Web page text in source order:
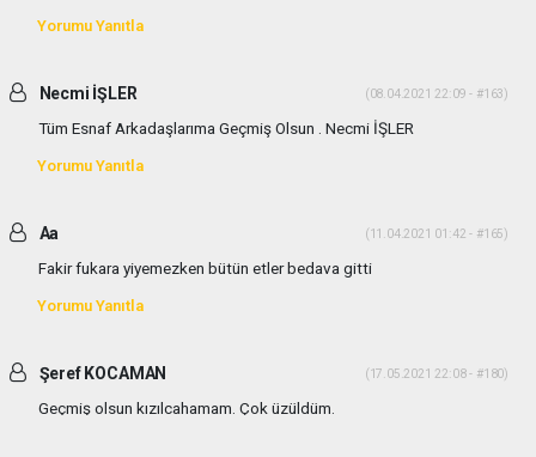
Yorumu Yanıtla
Necmi İŞLER (08.04.2021 22:09 - #163)
Tüm Esnaf Arkadaşlarıma Geçmiş Olsun . Necmi İŞLER
Yorumu Yanıtla
Aa (11.04.2021 01:42 - #165)
Fakir fukara yiyemezken bütün etler bedava gitti
Yorumu Yanıtla
Şeref KOCAMAN (17.05.2021 22:08 - #180)
Geçmiş olsun kızılcahamam. Çok üzüldüm.